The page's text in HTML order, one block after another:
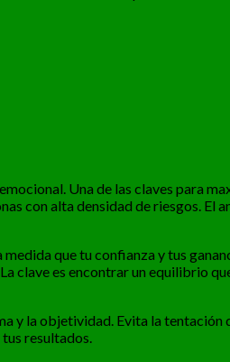
Una de las claves para
con alta densidad de riesgos. El
que tu confianza y tus
clave es encontrar un equilibrio
y la objetividad. Evita la tentación
resultados.